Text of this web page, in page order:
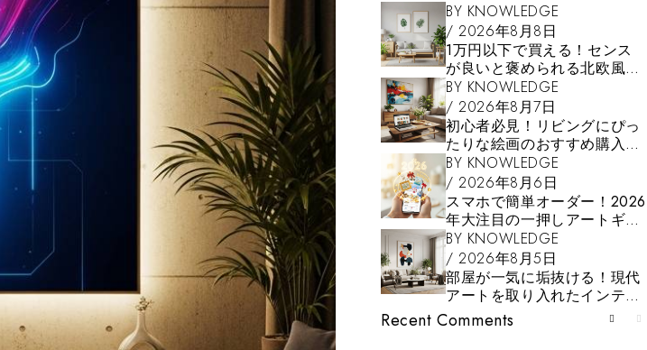
BY KNOWLEDGE
2026年8月8日
1万円以下で買える！センス
が良いと褒められる北欧風壁
掛けアート特集
BY KNOWLEDGE
2026年8月7日
初心者必見！リビングにぴっ
たりな絵画のおすすめ購入サ
イト
BY KNOWLEDGE
2026年8月6日
スマホで簡単オーダー！2026
年大注目の一押しアートギフ
ト通販ランキング
BY KNOWLEDGE
2026年8月5日
部屋が一気に垢抜ける！現代
アートを取り入れたインテリ
アコーディネート
Recent Comments